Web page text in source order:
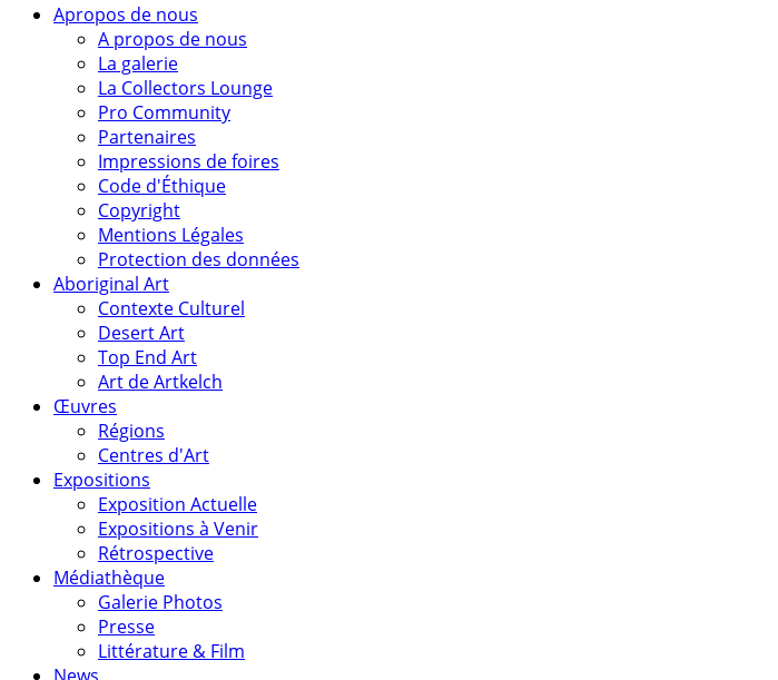
Apropos de nous
A propos de nous
La galerie
La Collectors Lounge
Pro Community
Partenaires
Impressions de foires
Code d'Éthique
Copyright
Mentions Légales
Protection des données
Aboriginal Art
Contexte Culturel
Desert Art
Top End Art
Art de Artkelch
Œuvres
Régions
Centres d'Art
Expositions
Exposition Actuelle
Expositions à Venir
Rétrospective
Médiathèque
Galerie Photos
Presse
Littérature & Film
News